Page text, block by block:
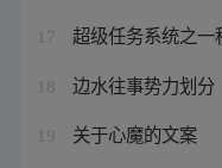
17 超级任务系统之一
18 边水往事势力划分
19 关于心魔的文案